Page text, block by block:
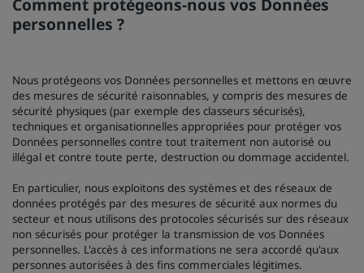
personnelles ?
Nous protégeons vos Données personnelles et mettons en œuvre
des mesures de sécurité raisonnables, y compris des mesures de
sécurité physiques (par exemple des classeurs sécurisés),
techniques et organisationnelles appropriées pour protéger vos
Données personnelles contre tout traitement non autorisé ou
illégal et contre toute perte, destruction ou dommage accidentel.
En particulier, nous exploitons des systèmes et des réseaux de
données protégés par des mesures de sécurité aux normes du
secteur et nous utilisons des protocoles sécurisés sur des réseaux
non sécurisés pour protéger la transmission de vos Données
personnelles. L'accès à ces informations ne sera accordé qu'aux
personnes autorisées à des fins commerciales légitimes.